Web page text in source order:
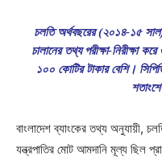
চলতি অর্থবছরের (২০১৪-১৫
চালানের তথ্য পরীক্ষা-নিরীক্ষা
১০০ কোটির টাকার বেশি।
বাংলাদেশ ব্যাংকের তথ্য অনুযায়ী,
যন্ত্রপাতির মোট আমদানি মূল্য ছিল